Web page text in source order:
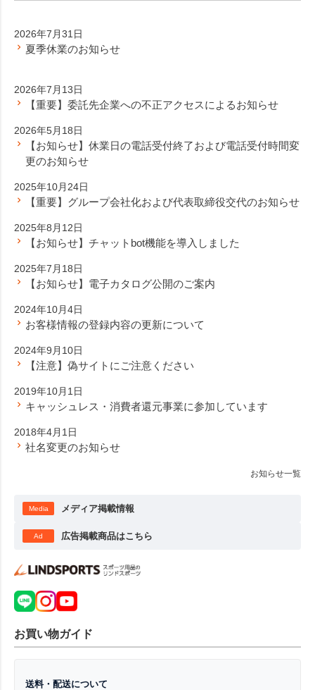
2026年7月31日
夏季休業のお知らせ
2026年7月13日
【重要】委託先企業への不正アクセスによるお知らせ
2026年5月18日
【お知らせ】休業日の電話受付終了および電話受付時間変
更のお知らせ
2025年10月24日
【重要】グループ会社化および代表取締役交代のお知らせ
2025年8月12日
【お知らせ】チャットbot機能を導入しました
2025年7月18日
【お知らせ】電子カタログ公開のご案内
2024年10月4日
お客様情報の登録内容の更新について
2024年9月10日
【注意】偽サイトにご注意ください
2019年10月1日
キャッシュレス・消費者還元事業に参加しています
2018年4月1日
社名変更のお知らせ
お知らせ一覧
Media メディア掲載情報
Ad 広告掲載商品はこちら
お買い物ガイド
送料・配送について